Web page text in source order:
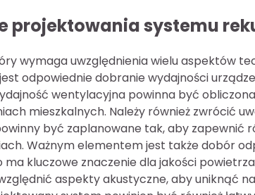
projektowania systemu
wymaga uwzględnienia wielu aspektów
odpowiednie dobranie wydajności
wentylacyjna powinna być
mieszkalnych. Należy również zwrócić
być zaplanowane tak, aby zapewnić
Ważnym elementem jest także dobór
kluczowe znaczenie dla jakości
aspekty akustyczne, aby uniknąć